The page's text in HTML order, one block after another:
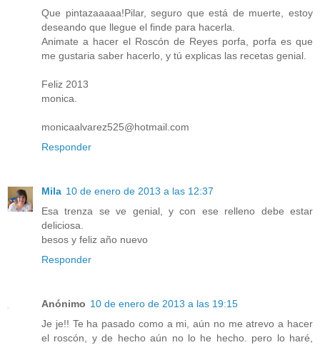
Que pintazaaaaa!Pilar, seguro que está de muerte, estoy
deseando que llegue el finde para hacerla.
Animate a hacer el Roscón de Reyes porfa, porfa es que
me gustaria saber hacerlo, y tú explicas las recetas genial.
Feliz 2013
monica.
monicaalvarez525@hotmail.com
Responder
Mila 10 de enero de 2013 a las 12:37
Esa trenza se ve genial, y con ese relleno debe estar
deliciosa.
besos y feliz año nuevo
Responder
Anónimo 10 de enero de 2013 a las 19:15
Je je!! Te ha pasado como a mi, aún no me atrevo a hacer
el roscón, y de hecho aún no lo he hecho. pero lo haré,